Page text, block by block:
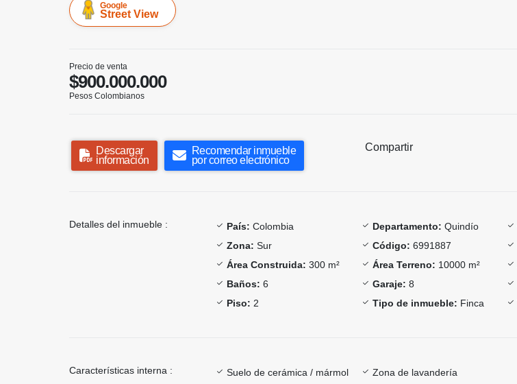
Google
Street View
Precio de venta
$900.000.000
Pesos Colombianos
Descargar
información
Recomendar inmueble
por correo electrónico
Compartir
Detalles del inmueble : País: Colombia Departamento: Quindío
Zona: Sur Código: 6991887
Área Construida: 300 m² Área Terreno: 10000 m²
Baños: 6 Garaje: 8
Piso: 2 Tipo de inmueble: Finca
Características interna : Suelo de cerámica / mármol Zona de lavandería